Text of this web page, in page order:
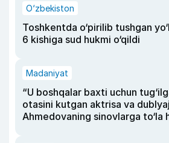
O‘zbekiston
Toshkentda o‘pirilib tushgan
6 kishiga sud hukmi o‘qildi
Madaniyat
“U boshqalar baxti uchun
otasini kutgan aktrisa va
Ahmedovaning sinovlarga to‘la